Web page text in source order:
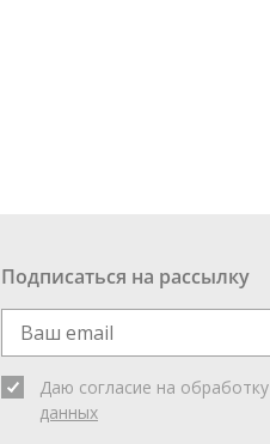
Подписаться на рассылку
Даю согласие на обработку
данных